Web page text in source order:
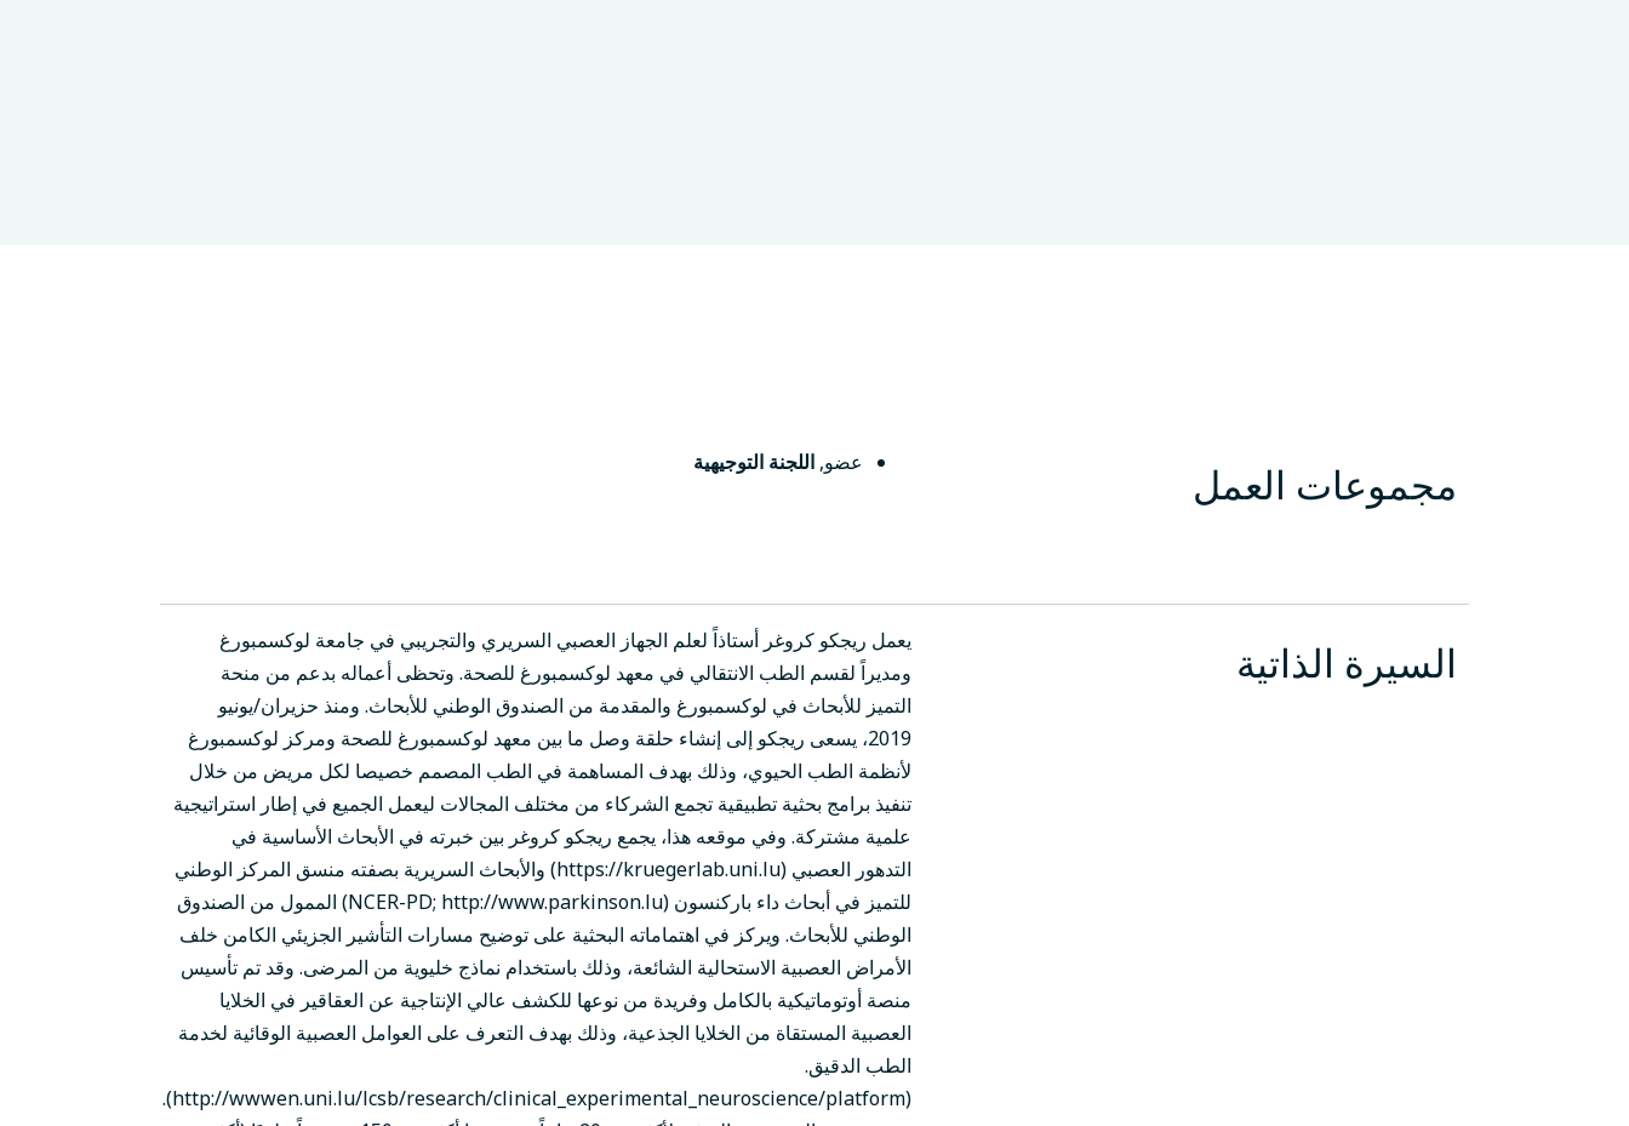
مجموعات العمل عضو, اللجنة التوجيهية
السيرة الذاتية
يعمل ريجكو كروغر أستاذاً لعلم الجهاز العصبي السريري والتجريبي في جامعة لوكسمبورغ
ومديراً لقسم الطب الانتقالي في معهد لوكسمبورغ للصحة. وتحظى أعماله بدعم من منحة
التميز للأبحاث في لوكسمبورغ والمقدمة من الصندوق الوطني للأبحاث. ومنذ حزيران/يونيو
2019، يسعى ريجكو إلى إنشاء حلقة وصل ما بين معهد لوكسمبورغ للصحة ومركز لوكسمبورغ
لأنظمة الطب الحيوي، وذلك بهدف المساهمة في الطب المصمم خصيصا لكل مريض من خلال
تنفيذ برامج بحثية تطبيقية تجمع الشركاء من مختلف المجالات ليعمل الجميع في إطار استراتيجية
علمية مشتركة. وفي موقعه هذا، يجمع ريجكو كروغر بين خبرته في الأبحاث الأساسية في
التدهور العصبي (https://kruegerlab.uni.lu) والأبحاث السريرية بصفته منسق المركز الوطني
للتميز في أبحاث داء باركنسون (NCER-PD; http://www.parkinson.lu) الممول من الصندوق
الوطني للأبحاث. ويركز في اهتماماته البحثية على توضيح مسارات التأشير الجزيئي الكامن خلف
الأمراض العصبية الاستحالية الشائعة، وذلك باستخدام نماذج خليوية من المرضى. وقد تم تأسيس
منصة أوتوماتيكية بالكامل وفريدة من نوعها للكشف عالي الإنتاجية عن العقاقير في الخلايا
العصبية المستقاة من الخلايا الجذعية، وذلك بهدف التعرف على العوامل العصبية الوقائية لخدمة
الطب الدقيق.
(http://wwwen.uni.lu/lcsb/research/clinical_experimental_neuroscience/platform).